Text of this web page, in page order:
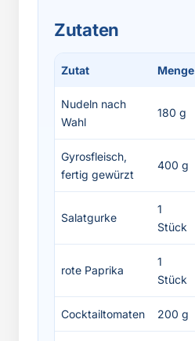
Zutaten
Zutat Menge
Nudeln nach
Wahl
180 g
Gyrosfleisch,
fertig gewürzt
400 g
Salatgurke
1
Stück
rote Paprika
1
Stück
Cocktailtomaten 200 g